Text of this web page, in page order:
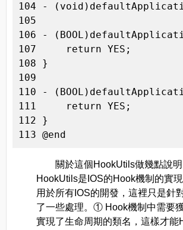
104 -
105
106 -
107     return YES;
108 }
109
110 -
111     return YES;
112 }
113 @end
關於這個HookUtils做幾點說
HookUtils是IOS的Hook機制的實
用於所有IOS的開發，這裡只是針
了一些處理。① Hook機制中需要
實現了生命周期的類名，這樣才能